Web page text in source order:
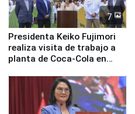
7
Presidenta Keiko Fujimori
realiza visita de trabajo a
planta de Coca-Cola en